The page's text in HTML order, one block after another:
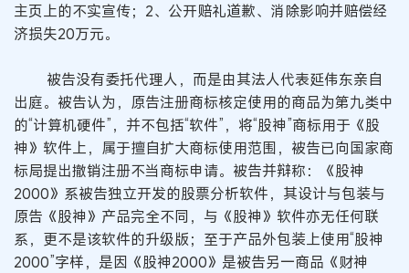
主页上的不实宣传；2、公开赔礼道歉、消除影响并赔偿经
济损失20万元。
被告没有委托代理人，而是由其法人代表延伟东亲自
出庭。被告认为，原告注册商标核定使用的商品为第九类中
的“计算机硬件”，并不包括“软件”，将“股神”商标用于《股
神》软件上，属于擅自扩大商标使用范围，被告已向国家商
标局提出撤销注册不当商标申请。被告并辩称：《股神
2000》系被告独立开发的股票分析软件，其设计与包装与
原告《股神》产品完全不同，与《股神》软件亦无任何联
系，更不是该软件的升级版；至于产品外包装上使用“股神
2000”字样，是因《股神2000》是被告另一商品《财神